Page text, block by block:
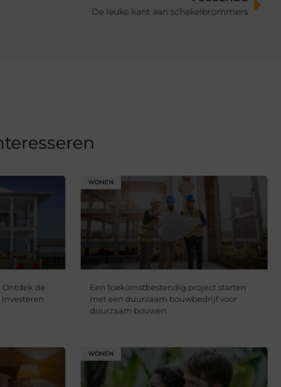
De leuke kant aan schakelbrommers
Ontdek de
WONEN
Een toekomstbestendig project starten
met een duurzaam bouwbedrijf voor
duurzaam bouwen
WONEN